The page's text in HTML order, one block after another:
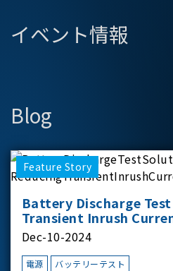
イベント情報
Blog
Feature Story
Battery Discharge
Transient Inrush
Dec-10-2024
電源 バッテリーテスト